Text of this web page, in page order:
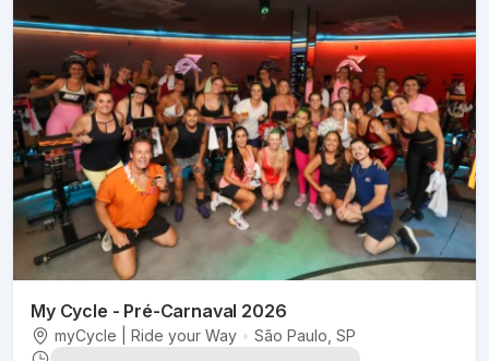
My Cycle - Pré-Carnaval 2026
myCycle | Ride your Way • São Paulo , SP